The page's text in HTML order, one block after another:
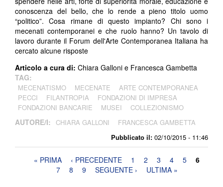
Pubblicato il: 02/10/2015 - 11:46
conoscenza del bello, che lo rende a pieno titolo uomo
“politico”. Cosa rimane di questo impianto? Chi sono i
mecenati contemporanei e che ruolo hanno? Un tavolo di
lavoro durante il Forum dell'Arte Contemporanea Italiana ha
cercato alcune risposte
Articolo a cura di: Chiara Galloni e Francesca Gambetta
TAG:
MECENATISMO MECENATE
ARTE CONTEMPORANEA
PECCI
FILANTROPIA
FONDAZIONI DI IMPRESA
FONDAZIONI BANCARIE
MUSEI COLLEZIONISMO
AUTORE/I: CHIARA GALLONI FRANCESCA GAMBETTA
Pagine« PRIMA ‹ PRECEDENTE 1 2 3 4 5
6
7
8 9 SEGUENTE › ULTIMA »